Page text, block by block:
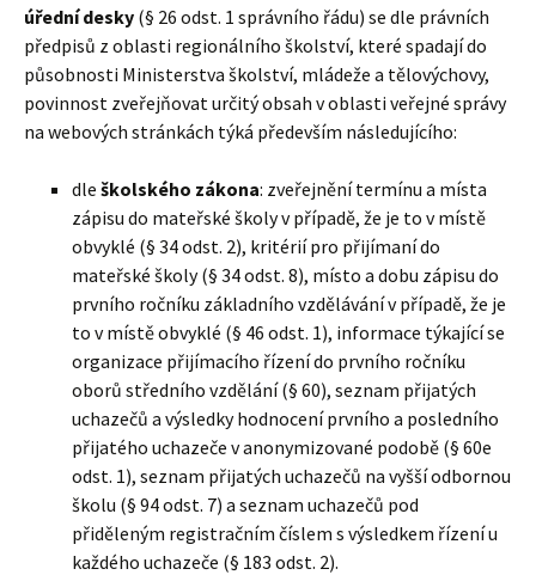
úřední desky (§ 26 odst. 1 správního řádu) se dle právních
předpisů z oblasti regionálního školství, které spadají do
působnosti Ministerstva školství, mládeže a tělovýchovy,
povinnost zveřejňovat určitý obsah v oblasti veřejné správy
na webových stránkách týká především následujícího:
dle školského zákona: zveřejnění termínu a místa
zápisu do mateřské školy v případě, že je to v místě
obvyklé (§ 34 odst. 2), kritérií pro přijímaní do
mateřské školy (§ 34 odst. 8), místo a dobu zápisu do
prvního ročníku základního vzdělávání v případě, že je
to v místě obvyklé (§ 46 odst. 1), informace týkající se
organizace přijímacího řízení do prvního ročníku
oborů středního vzdělání (§ 60), seznam přijatých
uchazečů a výsledky hodnocení prvního a posledního
přijatého uchazeče v anonymizované podobě (§ 60e
odst. 1), seznam přijatých uchazečů na vyšší odbornou
školu (§ 94 odst. 7) a seznam uchazečů pod
přiděleným registračním číslem s výsledkem řízení u
každého uchazeče (§ 183 odst. 2).